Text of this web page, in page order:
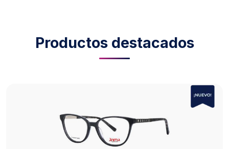
Productos destacados